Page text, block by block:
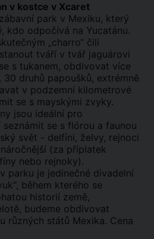
v kostce v Xcaret
park v Mexiku, který
kdo odpočívá na Yucatánu.
„charro“ čili
tváří v tvář jaguárovi
s tukanem, obdivovat více
30 druhů papoušků, extrémně
v podzemní kilometrové
se s mayskými zvyky.
jsou ideální pro
se s flórou a faunou
svět - delfíni, želvy, rejnoci
(za příplatek
nebo rejnoky).
parku je jedinečné divadelní
během kterého se
historií země,
budeme obdivovat
různých států Mexika. Cena